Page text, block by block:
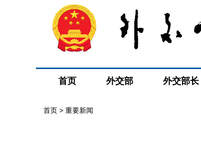
首页 外交部 外交部长
首页 > 重要新闻